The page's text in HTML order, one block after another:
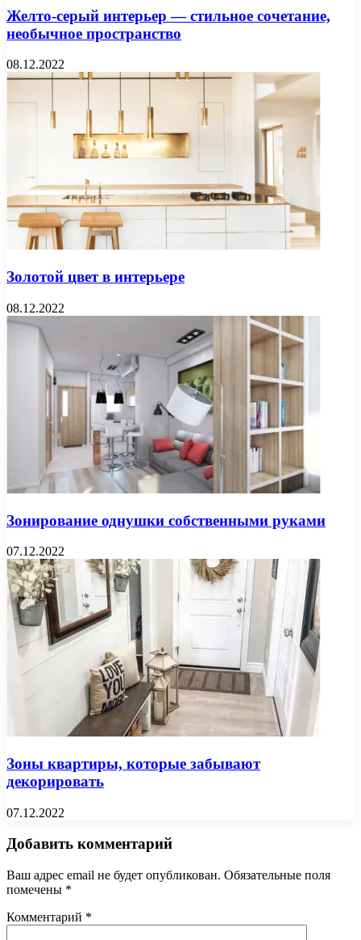
Желто-серый интерьер — стильное сочетание,
необычное пространство
08.12.2022
Золотой цвет в интерьере
08.12.2022
Зонирование однушки собственными руками
07.12.2022
Зоны квартиры, которые забывают
декорировать
07.12.2022
Добавить комментарий
Ваш адрес email не будет опубликован. Обязательные поля
помечены *
Комментарий *